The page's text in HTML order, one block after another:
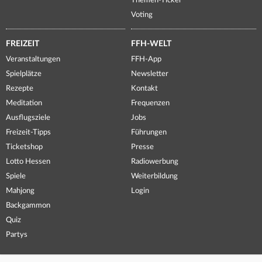
Voting
FREIZEIT
Veranstaltungen
Spielplätze
Rezepte
Meditation
Ausflugsziele
Freizeit-Tipps
Ticketshop
Lotto Hessen
Spiele
Mahjong
Backgammon
Quiz
Partys
FFH-WELT
FFH-App
Newsletter
Kontakt
Frequenzen
Jobs
Führungen
Presse
Radiowerbung
Weiterbildung
Login